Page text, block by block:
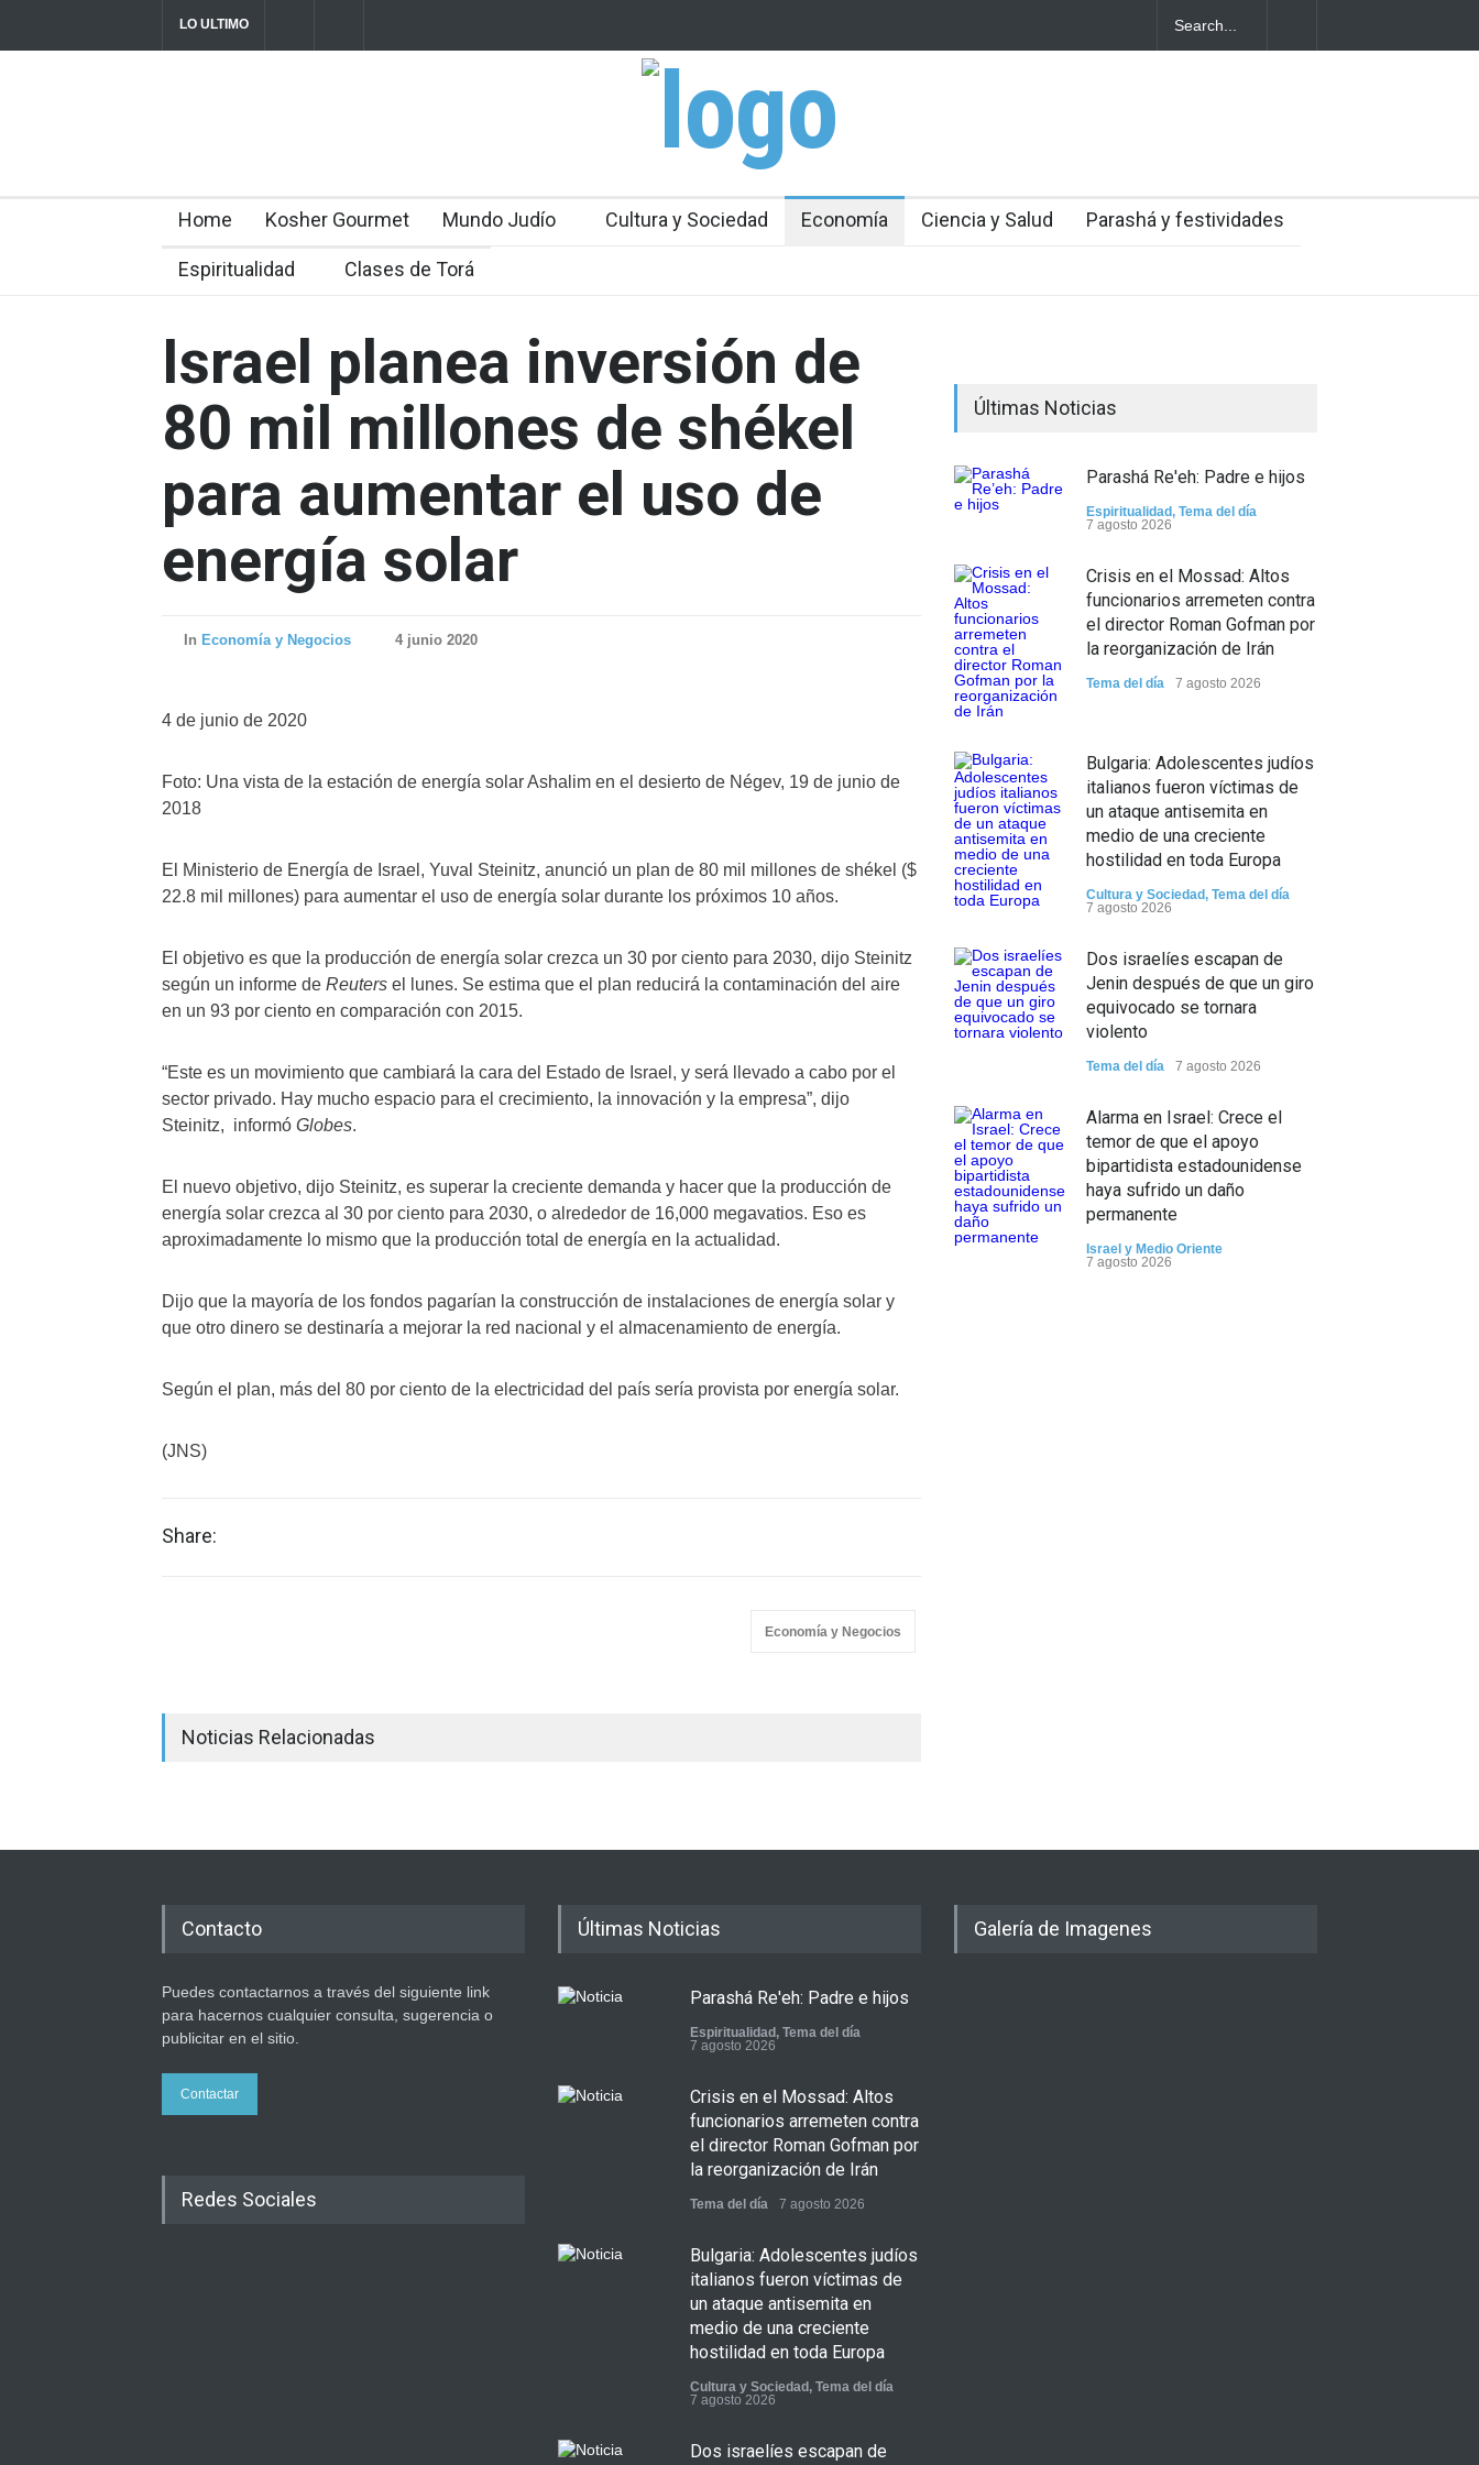
LO ULTIMO
Crisis en el Mossad: Altos funcionarios arremeten contra el
director Roman Gofman por la reorganización de Irán
Home Kosher Gourmet Mundo Judío Cultura y Sociedad Economía Ciencia y Salud Parashá y festividades
Espiritualidad Clases de Torá
Israel planea inversión de
80 mil millones de shékel
para aumentar el uso de
energía solar
In Economía y Negocios 4 junio 2020
4 de junio de 2020
Foto: Una vista de la estación de energía solar Ashalim en el desierto de Négev, 19 de junio de
2018
El Ministerio de Energía de Israel, Yuval Steinitz, anunció un plan de 80 mil millones de shékel ($
22.8 mil millones) para aumentar el uso de energía solar durante los próximos 10 años.
El objetivo es que la producción de energía solar crezca un 30 por ciento para 2030, dijo Steinitz
según un informe de Reuters el lunes. Se estima que el plan reducirá la contaminación del aire
en un 93 por ciento en comparación con 2015.
“Este es un movimiento que cambiará la cara del Estado de Israel, y será llevado a cabo por el
sector privado. Hay mucho espacio para el crecimiento, la innovación y la empresa”, dijo
Steinitz, informó Globes.
El nuevo objetivo, dijo Steinitz, es superar la creciente demanda y hacer que la producción de
energía solar crezca al 30 por ciento para 2030, o alrededor de 16,000 megavatios. Eso es
aproximadamente lo mismo que la producción total de energía en la actualidad.
Dijo que la mayoría de los fondos pagarían la construcción de instalaciones de energía solar y
que otro dinero se destinaría a mejorar la red nacional y el almacenamiento de energía.
Según el plan, más del 80 por ciento de la electricidad del país sería provista por energía solar.
(JNS)
Share:
Economía y Negocios
Noticias Relacionadas
Últimas Noticias
Parashá Re'eh: Padre e hijos
Espiritualidad, Tema del día
7 agosto 2026
Crisis en el Mossad: Altos
funcionarios arremeten contra
el director Roman Gofman por
la reorganización de Irán
Tema del día 7 agosto 2026
Bulgaria: Adolescentes judíos
italianos fueron víctimas de
un ataque antisemita en
medio de una creciente
hostilidad en toda Europa
Cultura y Sociedad, Tema del día
7 agosto 2026
Dos israelíes escapan de
Jenin después de que un giro
equivocado se tornara
violento
Tema del día 7 agosto 2026
Alarma en Israel: Crece el
temor de que el apoyo
bipartidista estadounidense
haya sufrido un daño
permanente
Israel y Medio Oriente
7 agosto 2026
Contacto
Puedes contactarnos a través del siguiente link
para hacernos cualquier consulta, sugerencia o
publicitar en el sitio.
Contactar
Redes Sociales
Últimas Noticias
Parashá Re'eh: Padre e hijos
Espiritualidad , Tema del día
7 agosto 2026
Crisis en el Mossad: Altos
funcionarios arremeten contra
el director Roman Gofman por
la reorganización de Irán
Tema del día 7 agosto 2026
Bulgaria: Adolescentes judíos
italianos fueron víctimas de
un ataque antisemita en
medio de una creciente
hostilidad en toda Europa
Cultura y Sociedad , Tema del día
7 agosto 2026
Dos israelíes escapan de
Galería de Imagenes